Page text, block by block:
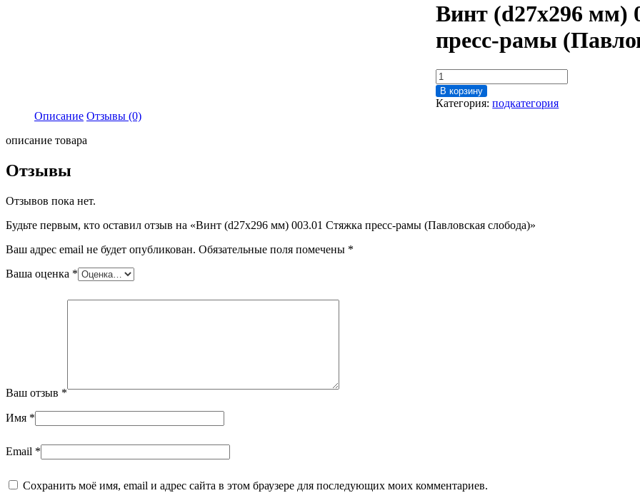
Винт (d27x296 мм)
пресс-рамы
Количество
товара
Винт
(d27x296
В корзину
Категория:подкатегория
Описание Отзывы (0)
описание товара
Отзывы
Отзывов пока нет.
Будьте первым, кто оставил отзыв на «Винт (d27x296 мм) 003.01 Стяжка пресс-рамы (Павловская слобода)»
Ваш адрес email не будет опубликован. Обязательные поля помечены *
Ваша оценка *
Ваш отзыв *
Имя *
Email *
Сохранить моё имя, email и адрес сайта в этом браузере для последующих моих комментариев.